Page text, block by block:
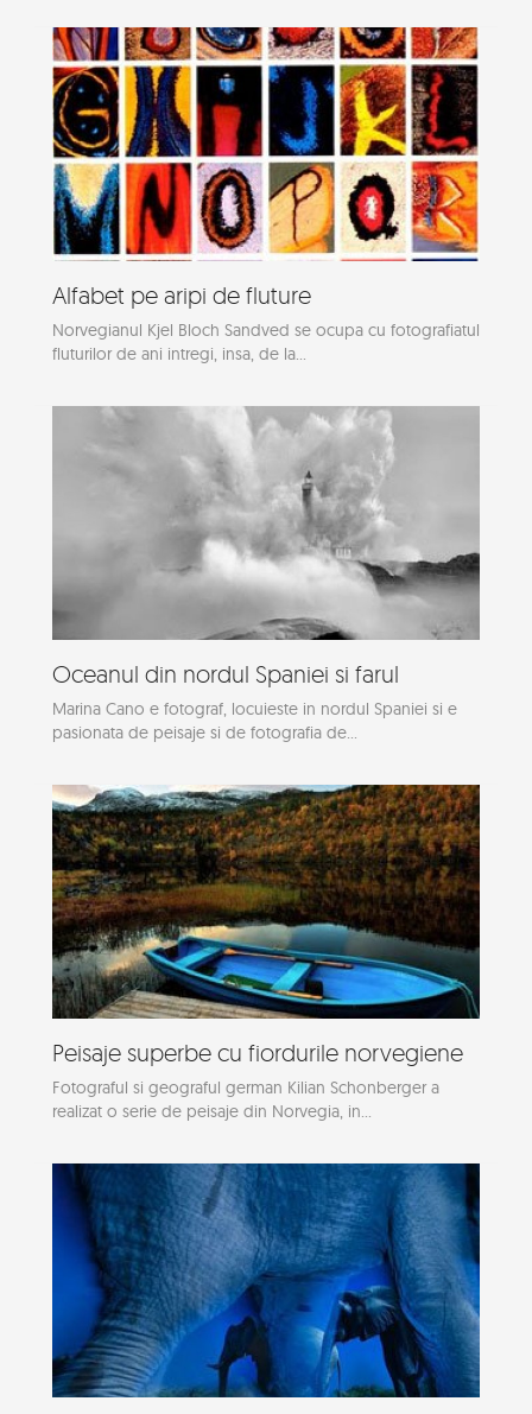
Alfabet pe aripi de fluture
Norvegianul Kjel Bloch Sandved se ocupa cu fotografiatul
fluturilor de ani intregi, insa, de la...
Oceanul din nordul Spaniei si farul
Marina Cano e fotograf, locuieste in nordul Spaniei si e
pasionata de peisaje si de fotografia de...
Peisaje superbe cu fiordurile norvegiene
Fotograful si geograful german Kilian Schonberger a
realizat o serie de peisaje din Norvegia, in...